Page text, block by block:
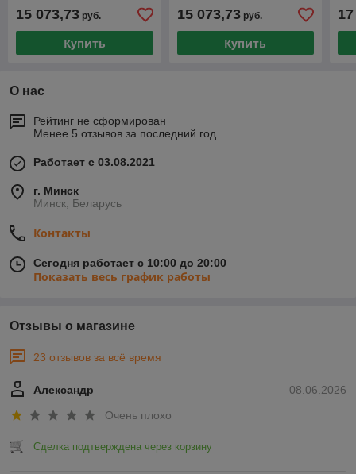
15 073,73 руб.
Купить
15 073,73руб.
Купить
О нас
Рейтинг не сформирован
Менее 5 отзывов за последний год
Работает с 03.08.2021
г. Минск
Минск, Беларусь
Контакты
Сегодня работает с 10:00 до 20:00
Показать весь график работы
Отзывы о магазине
23 отзывов за всё время
08.06.2026
Александр
Очень плохо
Сделка подтверждена через корзину